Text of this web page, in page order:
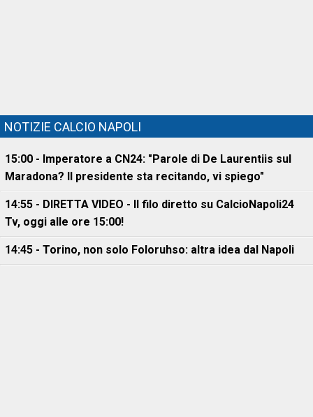
NOTIZIE CALCIO NAPOLI
15:00 - Imperatore a CN24: "Parole di De Laurentiis sul
Maradona? Il presidente sta recitando, vi spiego"
14:55 - DIRETTA VIDEO - Il filo diretto su CalcioNapoli24
Tv, oggi alle ore 15:00!
14:45 - Torino, non solo Foloruhso: altra idea dal Napoli